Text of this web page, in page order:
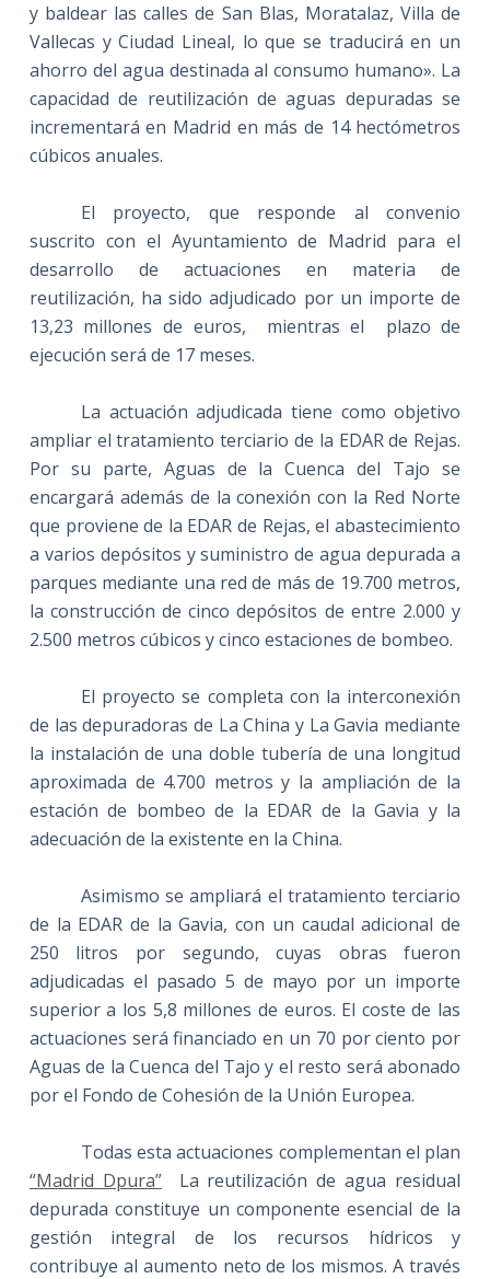
y baldear las calles de San Blas, Moratalaz, Villa de
Vallecas y Ciudad Lineal, lo que se traducirá en un
ahorro del agua destinada al consumo humano». La
capacidad de reutilización de aguas depuradas se
incrementará en Madrid en más de 14 hectómetros
cúbicos anuales.
El proyecto, que responde al convenio
suscrito con el Ayuntamiento de Madrid para el
desarrollo de actuaciones en materia de
reutilización, ha sido adjudicado por un importe de
13,23 millones de euros,
mientras el
plazo de
ejecución será de 17 meses.
La actuación adjudicada tiene como objetivo
ampliar el tratamiento terciario de la EDAR de Rejas.
Por su parte, Aguas de la Cuenca del Tajo se
encargará además de la conexión con la Red Norte
que proviene de la EDAR de Rejas, el abastecimiento
a varios depósitos y suministro de agua depurada a
parques mediante una red de más de 19.700 metros,
la construcción de cinco depósitos de entre 2.000 y
2.500 metros cúbicos y cinco estaciones de bombeo.
El proyecto se completa con la interconexión
de las depuradoras de La China y La Gavia mediante
la instalación de una doble tubería de una longitud
aproximada de 4.700 metros y la ampliación de la
estación de bombeo de la EDAR de la Gavia y la
adecuación de la existente en la China.
Asimismo se ampliará el tratamiento terciario
de la EDAR de la Gavia, con un caudal adicional de
250 litros por segundo, cuyas obras fueron
adjudicadas el pasado 5 de mayo por un importe
superior a los 5,8 millones de euros. El coste de las
actuaciones será financiado en un 70 por ciento por
Aguas de la Cuenca del Tajo y el resto será abonado
por el Fondo de Cohesión de la Unión Europea.
Todas esta actuaciones complementan el plan
“Madrid Dpura”
La reutilización de agua residual
depurada constituye un componente esencial de la
gestión integral de los recursos hídricos y
contribuye al aumento neto de los mismos. A través